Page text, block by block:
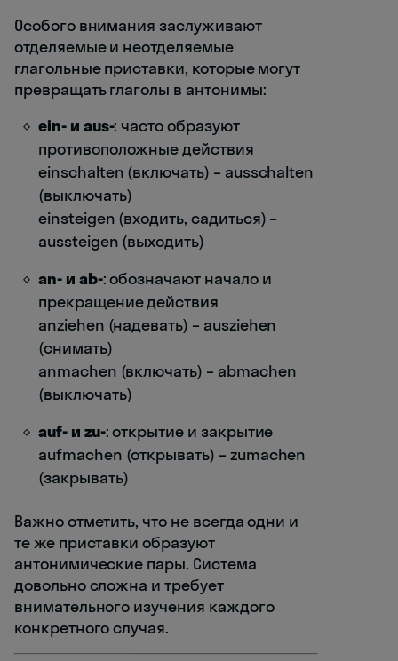
Особого внимания заслуживают
отделяемые и неотделяемые
глагольные приставки, которые могут
превращать глаголы в антонимы:
ein- и aus-: часто образуют
противоположные действия
einschalten (включать) – ausschalten
(выключать)
einsteigen (входить, садиться) –
aussteigen (выходить)
an- и ab-: обозначают начало и
прекращение действия
anziehen (надевать) – ausziehen
(снимать)
anmachen (включать) – abmachen
(выключать)
auf- и zu-: открытие и закрытие
aufmachen (открывать) – zumachen
(закрывать)
Важно отметить, что не всегда одни и
те же приставки образуют
антонимические пары. Система
довольно сложна и требует
внимательного изучения каждого
конкретного случая.